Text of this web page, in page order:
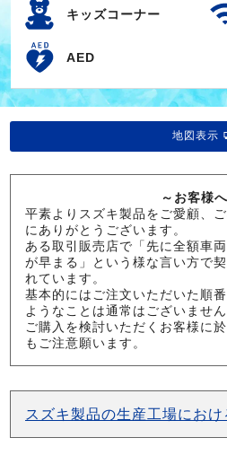
キッズコーナー
AED
地図表示
～お客様
平素よりスズキ製品をご愛顧、
にありがとうございます。
ある取引販売店で「先に全額車
が早まる」という様な言い方で
れています。
基本的にはご注文いただいた順
ようなことは通常はございません
ご購入を検討いただくお客様に
もご注意願います。
スズキ製品の生産工場にお